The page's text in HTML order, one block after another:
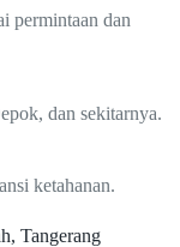
permintaan dan
dan sekitarnya.
ketahanan.
Tangerang